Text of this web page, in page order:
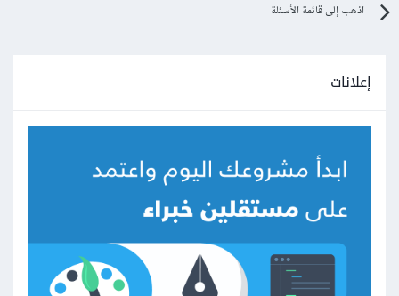
اذهب إلى قائمة الأسئلة
إعلانات